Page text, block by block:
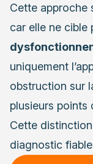
Cette approche
car elle ne cible
uniquement
obstruction sur
plusieurs points
Cette
diagnostic